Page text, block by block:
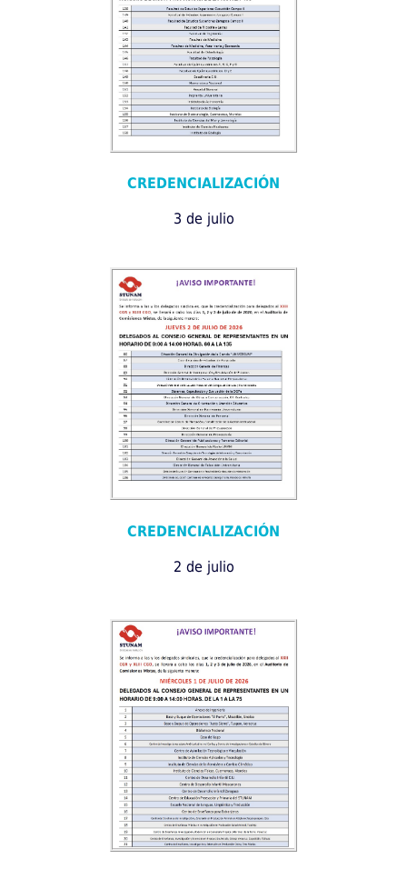
CREDENCIALIZACIÓN
3 de julio
CREDENCIALIZACIÓN
2 de julio